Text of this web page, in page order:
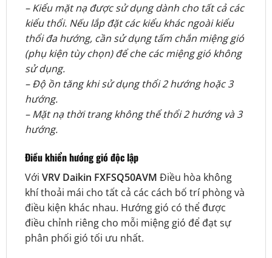
– Kiểu mặt nạ được sử dụng dành cho tất cả các
kiểu thổi. Nếu lắp đặt các kiểu khác ngoài kiểu
thổi đa hướng, cần sử dụng tấm chắn miệng gió
(phụ kiện tùy chọn) để che các miệng gió không
sử dụng.
– Độ ồn tăng khi sử dụng thổi 2 hướng hoặc 3
hướng.
– Mặt nạ thời trang không thể thổi 2 hướng và 3
hướng.
Điều khiển hướng gió độc lập
Với VRV Daikin FXFSQ50AVM Điều hòa không
khí thoải mái cho tất cả các cách bố trí phòng và
điều kiện khác nhau. Hướng gió có thể được
điều chỉnh riêng cho mỗi miệng gió để đạt sự
phân phối gió tối ưu nhất.